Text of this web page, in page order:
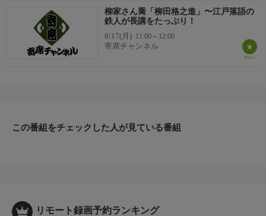
柳家さん喬「柳田格之進」〜江戸落語の
鉄人が長講をたっぷり！
8/17(月) 11:00～12:00
寄席チャンネル
この番組をチェックした人が見ている番組
リモート録画予約ランキング